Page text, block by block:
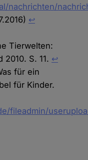
nachrichten/
↩︎
Tierwelten:
S. 11. ↩︎
für ein
für Kinder.
fileadmin/